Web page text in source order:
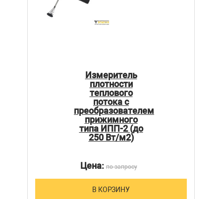
Измеритель
плотности
теплового
потока с
преобразователем
прижимного
типа ИПП-2 (до
250 Вт/м2)
Цена:по запросу
В КОРЗИНУ